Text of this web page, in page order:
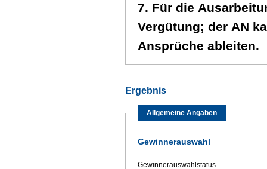
7. Für die
Vergütung; der AN
Ansprüche ableiten.
Ergebnis
Allgemeine Angaben
Gewinnerauswahl
Gewinnerauswahlstatus